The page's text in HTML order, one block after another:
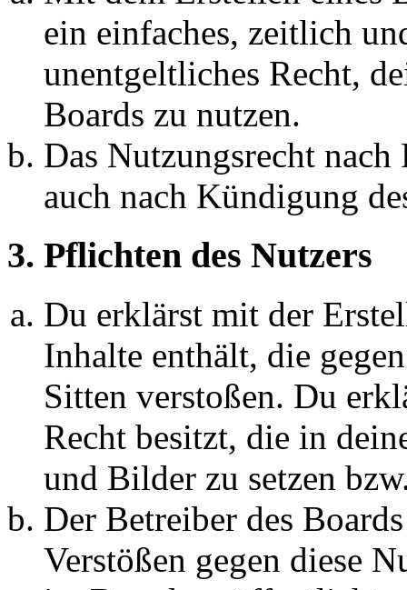
ein einfaches, zeitlich
unentgeltliches Recht,
Boards zu nutzen.
Das Nutzungsrecht
auch nach Kündigung
3. Pflichten des Nutzers
Du erklärst mit der
Inhalte enthält, die
Sitten verstoßen. Du
Recht besitzt, die in
und Bilder zu setzen
Der Betreiber des
Verstößen gegen diese